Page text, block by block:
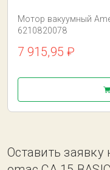
Мотор вакуумный
6210820078
7 915,95 ₽
Оставить заявку